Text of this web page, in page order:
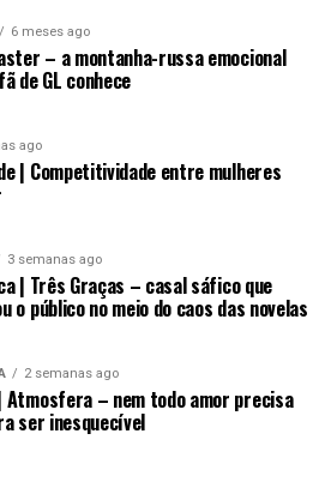
6 meses ago
– a montanha-russa emocional
de GL conhece
ago
| Competitividade entre mulheres
3 semanas ago
| Três Graças – casal sáfico que
o público no meio do caos das novelas
2 semanas ago
Atmosfera – nem todo amor precisa
ser inesquecível